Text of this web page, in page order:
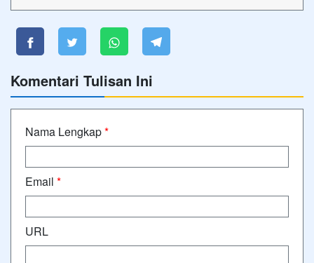
Komentari Tulisan Ini
Nama Lengkap*
Email *
URL